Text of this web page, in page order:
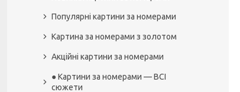
Популярні картини за номерами
Картина за номерами з золотом
Акційні картини за номерами
● Картини за номерами — ВСІ
сюжети